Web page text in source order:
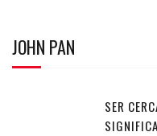
JOHN PAN
SER